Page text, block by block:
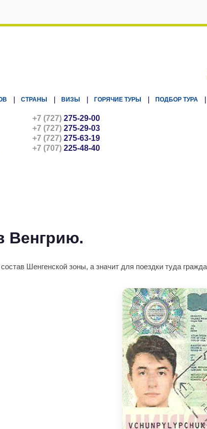
СТРАНЫ ВИЗЫ ГОРЯЧИЕ ТУРЫ ПОДБОР ТУРА
+7 (727) 275-29-00
+7 (727) 275-29-03
+7 (727) 275-63-19
+7 (707) 225-48-40
Венгрию.
состав Шенгенской зоны, а значит для поездки туда